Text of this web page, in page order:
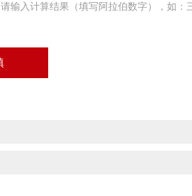
请输入计算结果（填写阿拉伯数字），如：